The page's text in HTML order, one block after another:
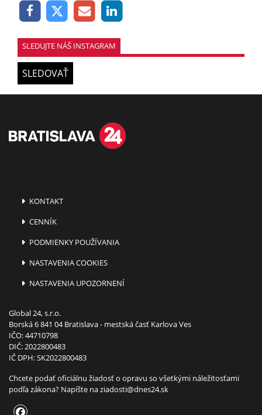
SLEDUJTE NÁŠ INSTAGRAM
SLEDOVAŤ
KONTAKT
CENNÍK
PODMIENKY POUŽÍVANIA
NASTAVENIA COOKIES
NASTAVENIA UPOZORNENÍ
Global 24, s.r.o.
Borská 6 841 04 Bratislava - mestská časť Karlova Ves
IČO: 44710798
DIČ: 2022800483
IČ DPH: SK2022800483
Chcete podať oficiálnu žiadosť o opravu so všetkými náležitosťami
podľa zákona? Napíšte naziadosti@dnes24.sk